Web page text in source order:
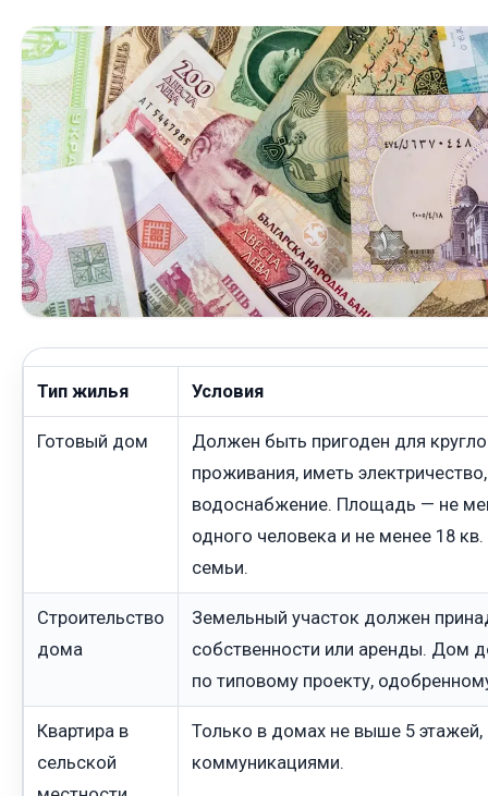
Тип жилья Условия
Готовый дом
Должен быть пригоден для
проживания, иметь
водоснабжение. Площадь — не
одного человека и не менее 18
семьи.
Строительство
дома
Земельный участок должен
собственности или аренды. Дом
по типовому проекту,
Квартира в
сельской
Только в домах не выше 5
коммуникациями.